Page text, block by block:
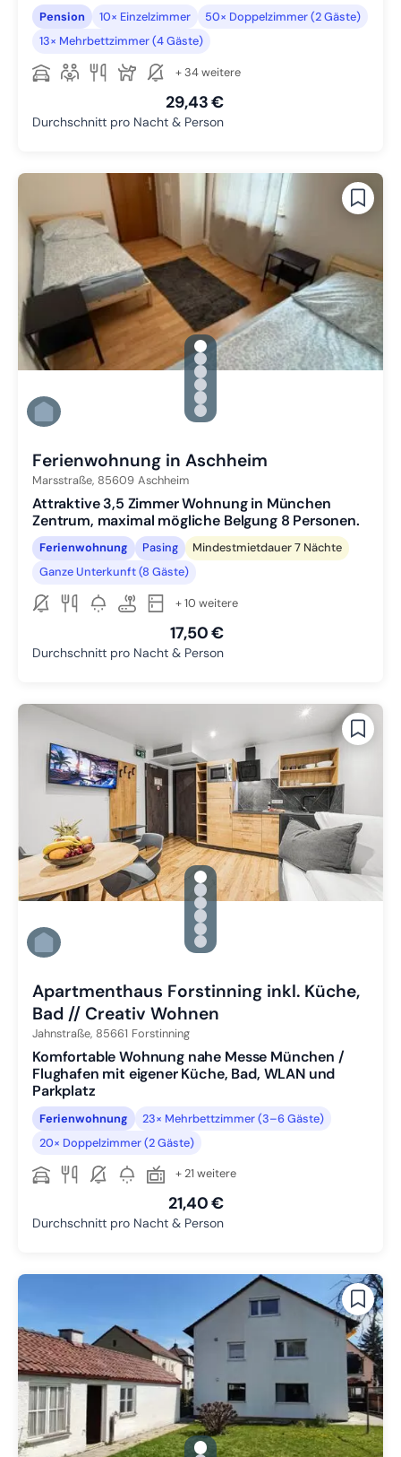
Pension 10× Einzelzimmer
50× Doppelzimmer (2 Gäste)
13× Mehrbettzimmer (4 Gäste)
+ 34 weitere
29,43 €
Durchschnitt pro Nacht & Person
gallery.slide_selector
Zu Slide 1 wechseln
Zu Slide 2 wechseln
Zu Slide 3 wechseln
Zu Slide 4 wechseln
Zu Slide 5 wechseln
Zu Slide 6 wechseln
Ferienwohnung in Aschheim
Marsstraße, 85609 Aschheim
Attraktive 3,5 Zimmer Wohnung in München
Zentrum, maximal mögliche Belgung 8 Personen.
Ferienwohnung Pasing
Mindestmietdauer 7 Nächte
Ganze Unterkunft (8 Gäste)
+ 10 weitere
17,50 €
Durchschnitt pro Nacht & Person
gallery.slide_selector
Zu Slide 1 wechseln
Zu Slide 2 wechseln
Zu Slide 3 wechseln
Zu Slide 4 wechseln
Zu Slide 5 wechseln
Zu Slide 6 wechseln
Apartmenthaus Forstinning inkl. Küche,
Bad // Creativ Wohnen
Jahnstraße, 85661 Forstinning
Komfortable Wohnung nahe Messe München /
Flughafen mit eigener Küche, Bad, WLAN und
Parkplatz
Ferienwohnung
23× Mehrbettzimmer (3–6 Gäste)
20× Doppelzimmer (2 Gäste)
+ 21 weitere
21,40 €
Durchschnitt pro Nacht & Person
gallery.slide_selector